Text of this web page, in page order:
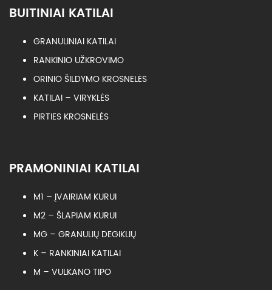
BUITINIAI KATILAI
GRANULINIAI KATILAI
RANKINIO UŽKROVIMO
ORINIO ŠILDYMO KROSNELĖS
KATILAI – VIRYKLĖS
PIRTIES KROSNELĖS
PRAMONINIAI KATILAI
M1 – ĮVAIRIAM KURUI
M2 – ŠLAPIAM KURUI
MG – GRANULIŲ DEGIKLIŲ
K – RANKINIAI KATILAI
M – VULKANO TIPO